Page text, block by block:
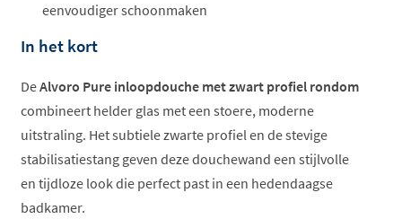
eenvoudiger schoonmaken
In het kort
DeAlvoro Pure inloopdouche met zwart profiel rondom
combineert helder glas met een stoere, moderne
uitstraling. Het subtiele zwarte profiel en de stevige
stabilisatiestang geven deze douchewand een stijlvolle
en tijdloze look die perfect past in een hedendaagse
badkamer.